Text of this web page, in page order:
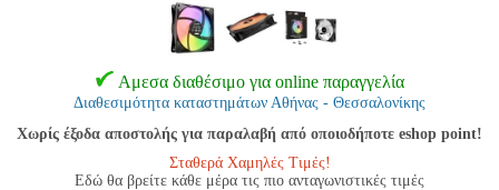
Αμεσα διαθέσιμο για online παραγγελία
Διαθεσιμότητα καταστημάτων Αθήνας - Θεσσαλονίκης
Χωρίς έξοδα αποστολής για παραλαβή από οποιοδήποτε eshop point!
Σταθερά Χαμηλές Τιμές!
Εδώ θα βρείτε κάθε μέρα τις πιο ανταγωνιστικές τιμές